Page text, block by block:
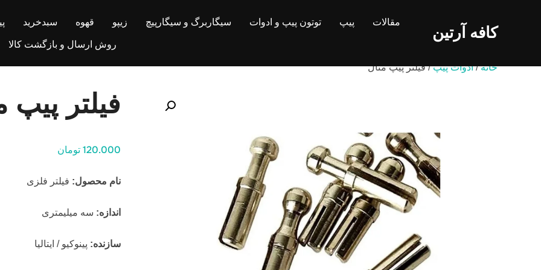
کافه آرتین
مقالات پیپ توتون پیپ و ادوات سیگاربرگ و سیگارپیچ زیپو قهوه سبدخرید
روش ارسال و بازگشت کالا
خانه/ادوات پیپ/ فیلتر پیپ متال
فیلتر پیپ
120.000 تومان
نام محصول: فیلتر فلزی
اندازه: سه میلیمتری
سازنده: پینوکیو / ایتالیا